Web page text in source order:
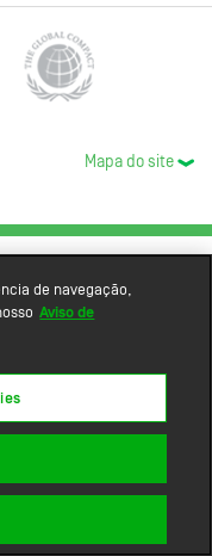
Mapa do site
de navegação,
Aviso de